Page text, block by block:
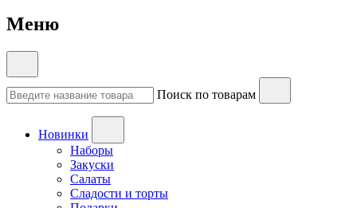
Меню
Поиск по товарам
Новинки
Наборы
Закуски
Салаты
Сладости и торты